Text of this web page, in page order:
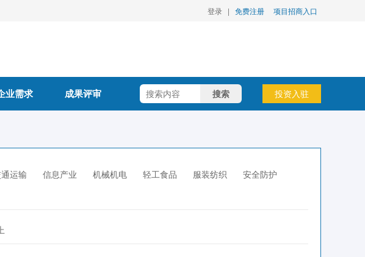
登录 | 免费注册 项目招商入口
业需求 成果评审 搜索 投资入驻
运输 信息产业 机械机电 轻工食品 服装纺织
安全防护